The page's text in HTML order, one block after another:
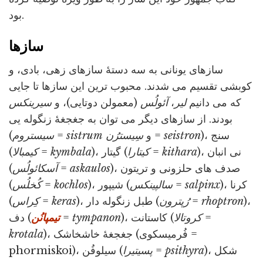
بود.
سازها
سازهای یونانی به سه دستۀ سازهای زهی، بادی، و
کوبشی تقسیم می شدند. محبوب ترین این سازها تا جایی
که می دانیملیر ،آئولُس (معمولن دوتایی)، و سیرینکس
بودند. از سازهای دیگر می توان به جغجغۀ زنگوله یی
(سیستروم =sistrum و سِیسترُن =seistron)، سنج
(کیمبالا= kymbala )، گیتار (کیتارا= kithara)، نی انبان
(آسکائولُس= askaulos)، صدف های حلزونی و تریتون
(کُخلُس= kochlos )، شیپور (سالپینکس =salpinx)، کرنا
(کِراس= keras )، طبل زنگوله دار (رُپترون= rhoptron)،
دف (تیمپانُن= tympanon )، کاستانت (کروتالا=
krotala)، جغجغۀ خاشخاشک (فُرمیسکوی =
phormiskoi)، سیلوفُن (پسیتیرا = psithyra)، شکل